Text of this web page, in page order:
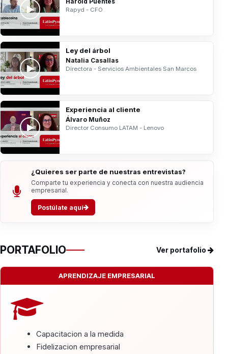
Rapyd - CFO
Ley del árbol
Natalia Casallas
Directora - Servicios Ambientales San Marcos
Experiencia al cliente
Álvaro Muñoz
Director Consumo LATAM - Lenovo
¿Quieres ser parte de nuestras entrevistas?
Comparte tu experiencia y conecta con nuestra audiencia
empresarial.
Postúlate aquí
PORTAFOLIO Ver portafolio
APRENDIZAJE EMPRESARIAL
Capacitacion a la medida
Fidelizacion empresarial